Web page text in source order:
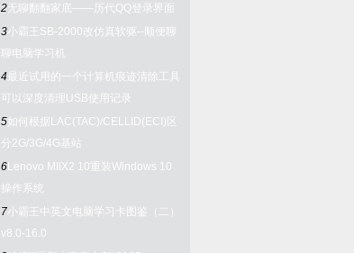
2无聊翻翻家底——历代QQ登录界面
3小霸王SB-2000改仿真软驱--顺便聊
聊电脑学习机
4 最近试用的一个计算机痕迹清除工具
可以深度清理USB使用记录
5如何根据LAC(TAC)/CELLID(ECI)区
分2G/3G/4G基站
6Lenovo MIIX2 10重装Windows 10
操作系统
7小霸王中英文电脑学习卡图鉴（二）
v8.0-16.0